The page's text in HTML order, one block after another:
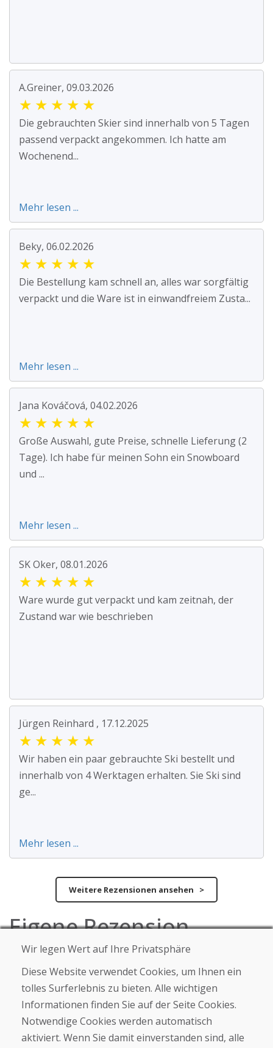
A.Greiner, 09.03.2026
★ ★ ★ ★ ★
Die gebrauchten Skier sind innerhalb von 5 Tagen
passend verpackt angekommen. Ich hatte am
Wochenend...
Mehr lesen ...
Beky, 06.02.2026
★ ★ ★ ★ ★
Die Bestellung kam schnell an, alles war sorgfältig
verpackt und die Ware ist in einwandfreiem Zusta...
Mehr lesen ...
Jana Kováčová, 04.02.2026
★ ★ ★ ★ ★
Große Auswahl, gute Preise, schnelle Lieferung (2
Tage). Ich habe für meinen Sohn ein Snowboard
und ...
Mehr lesen ...
SK Oker, 08.01.2026
★ ★ ★ ★ ★
Ware wurde gut verpackt und kam zeitnah, der
Zustand war wie beschrieben
Jürgen Reinhard , 17.12.2025
★ ★ ★ ★ ★
Wir haben ein paar gebrauchte Ski bestellt und
innerhalb von 4 Werktagen erhalten. Sie Ski sind
ge...
Mehr lesen ...
Weitere Rezensionen ansehen >
Eigene Rezension
verfassen
★★★★★
Wir legen Wert auf Ihre Privatsphäre
Diese Website verwendet Cookies, um Ihnen ein
tolles Surferlebnis zu bieten. Alle wichtigen
Informationen finden Sie auf der Seite Cookies.
Notwendige Cookies werden automatisch
aktiviert. Wenn Sie damit einverstanden sind, alle